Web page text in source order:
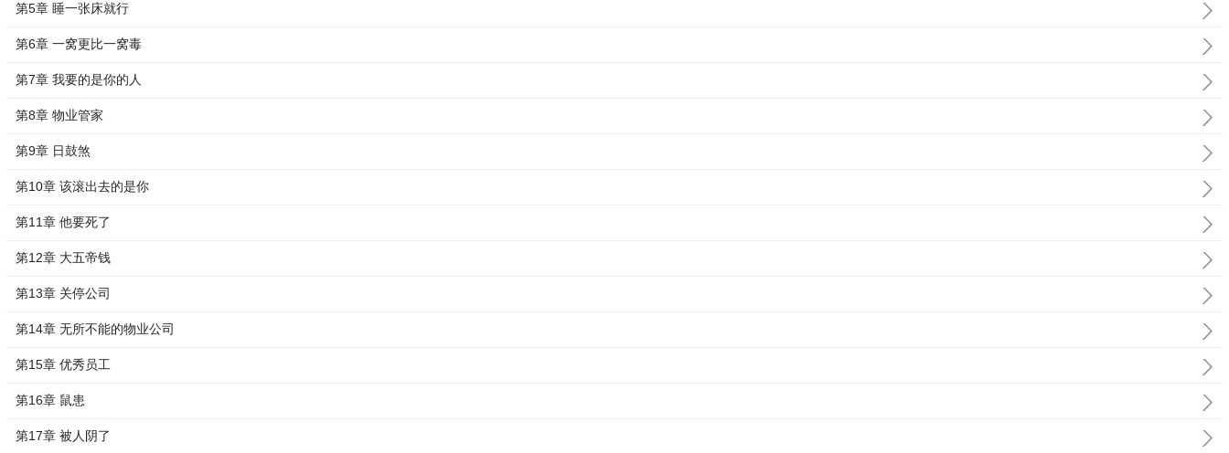
第5章 睡一张床就行
第6章 一窝更比一窝毒
第7章 我要的是你的人
第8章 物业管家
第9章 日鼓煞
第10章 该滚出去的是你
第11章 他要死了
第12章 大五帝钱
第13章 关停公司
第14章 无所不能的物业公司
第15章 优秀员工
第16章 鼠患
第17章 被人阴了